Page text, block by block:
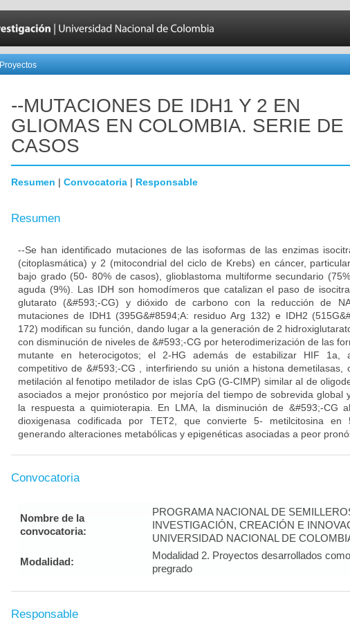
Proyectos
--MUTACIONES DE IDH1 Y 2 EN
GLIOMAS EN COLOMBIA. SERIE DE
CASOS
Resumen | Convocatoria | Responsable
Resumen
--Se han identificado mutaciones de las isoformas de las enzimas
(citoplasmática) y 2 (mitocondrial del ciclo de Krebs) en cáncer,
bajo grado (50- 80% de casos), glioblastoma multiforme secundario
aguda (9%). Las IDH son homodímeros que catalizan el paso de
glutarato (&#593;-CG) y dióxido de carbono con la reducción de
mutaciones de IDH1 (395G&#8594;A: residuo Arg 132) e IDH2
172) modifican su función, dando lugar a la generación de 2
con disminución de niveles de &#593;-CG por heterodimerización de las
mutante en heterocigotos; el 2-HG además de estabilizar HIF 1a,
competitivo de &#593;-CG , interfiriendo su unión a histona demetilasas,
metilación al fenotipo metilador de islas CpG (G-CIMP) similar al de
asociados a mejor pronóstico por mejoría del tiempo de sobrevida global
la respuesta a quimioterapia. En LMA, la disminución de &#593;-CG
dioxigenasa codificada por TET2, que convierte 5- metilcitosina en 5
generando alteraciones metabólicas y epigenéticas asociadas a peor
Convocatoria
Nombre de la
convocatoria:
PROGRAMA NACIONAL DE
INVESTIGACIÓN, CREACIÓN E
UNIVERSIDAD NACIONAL DE
Modalidad:
Modalidad 2. Proyectos desarrollados
pregrado
Responsable